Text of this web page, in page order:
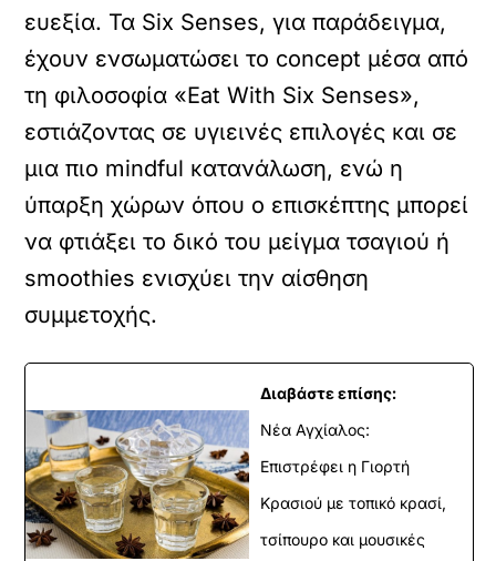
ευεξία. Τα Six Senses, για παράδειγμα,
έχουν ενσωματώσει το concept μέσα από
τη φιλοσοφία «Eat With Six Senses»,
εστιάζοντας σε υγιεινές επιλογές και σε
μια πιο mindful κατανάλωση, ενώ η
ύπαρξη χώρων όπου ο επισκέπτης μπορεί
να φτιάξει το δικό του μείγμα τσαγιού ή
smoothies ενισχύει την αίσθηση
συμμετοχής.
Διαβάστε επίσης:
Νέα Αγχίαλος:
Επιστρέφει η Γιορτή
Κρασιού με τοπικό κρασί,
τσίπουρο και μουσικές